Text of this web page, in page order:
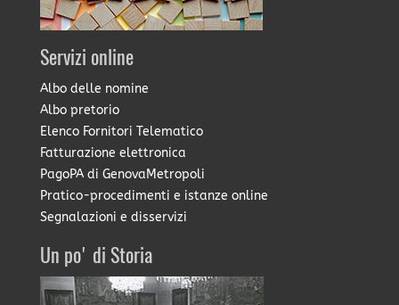
Servizi online
Albo delle nomine
Albo pretorio
Elenco Fornitori Telematico
Fatturazione elettronica
PagoPA di GenovaMetropoli
Pratico-procedimenti e istanze online
Segnalazioni e disservizi
Un po' di Storia